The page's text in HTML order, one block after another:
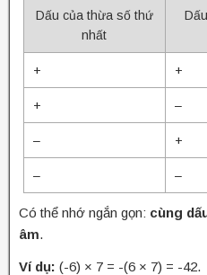
Dấu của thừa số thứ
nhất
+ +
+ –
– +
– –
Có thể nhớ ngắn gọn: cùng
âm.
Ví dụ: (-6) × 7 = -(6 × 7) = -42.